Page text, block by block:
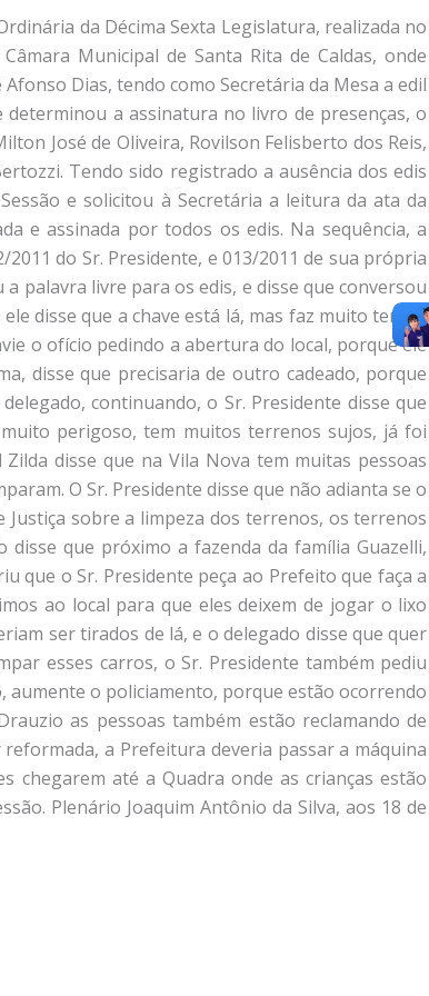
da Décima Sexta Legislatura, realizada no
Municipal de Santa Rita de Caldas, onde
Dias, tendo como Secretária da Mesa a edil
determinou a assinatura no livro de presenças, o
José de Oliveira, Rovilson Felisberto dos Reis,
Tendo sido registrado a ausência dos edis
e solicitou à Secretária a leitura da ata da
e assinada por todos os edis. Na sequência, a
do Sr. Presidente, e 013/2011 de sua própria
palavra livre para os edis, e disse que conversou
disse que a chave está lá, mas faz muito tempo
o ofício pedindo a abertura do local, porque ele
disse que precisaria de outro cadeado, porque
continuando, o Sr. Presidente disse que
perigoso, tem muitos terrenos sujos, já foi
disse que na Vila Nova tem muitas pessoas
O Sr. Presidente disse que não adianta se o
sobre a limpeza dos terrenos, os terrenos
que próximo a fazenda da família Guazelli,
que o Sr. Presidente peça ao Prefeito que faça a
ao local para que eles deixem de jogar o lixo
ser tirados de lá, e o delegado disse que quer
esses carros, o Sr. Presidente também pediu
aumente o policiamento, porque estão ocorrendo
as pessoas também estão reclamando de
a Prefeitura deveria passar a máquina
chegarem até a Quadra onde as crianças estão
Plenário Joaquim Antônio da Silva, aos 18 de